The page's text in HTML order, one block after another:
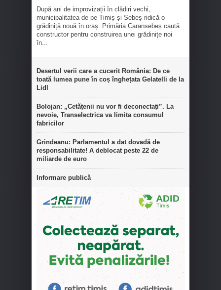
După ani de improvizații în clădiri vechi,
municipalitatea de pe Timiș și Sebeș ridică o
grădiniță nouă în oraș. Primăria Caransebeș caută
constructor pentru construirea unei grădinițe noi
în...
Desertul verii care a cucerit România: De ce
toată lumea pune în coș înghețata Gelatelli de la
Lidl
Bolojan: „Cetățenii nu vor fi deconectați”. La
nevoie, Transelectrica va limita consumul
fabricilor
Grindeanu: Parlamentul a dat dovadă de
responsabilitate! A deblocat peste 22 de
miliarde de euro
Informare publică